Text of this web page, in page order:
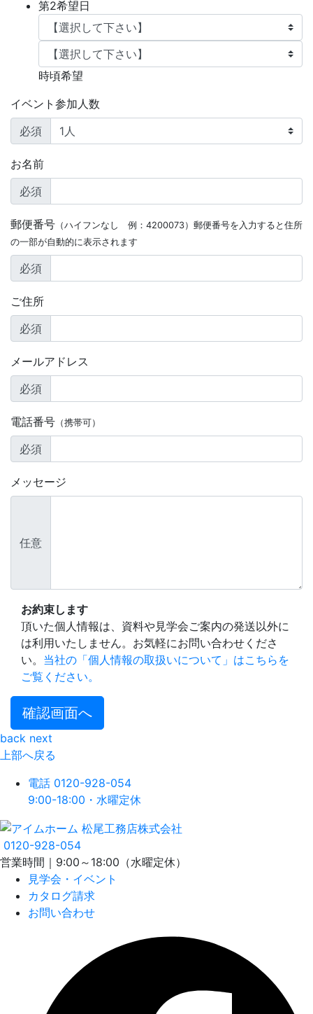
第2希望日
時頃希望
イベント参加人数
必須
お名前
必須
郵便番号 （ハイフンなし 例：4200073）郵便番号を入力すると住所
の一部が自動的に表示されます
必須
ご住所
必須
メールアドレス
必須
電話番号 （携帯可）
必須
メッセージ
任意
お約束します
頂いた個人情報は、資料や見学会ご案内の発送以外に
は利用いたしません。お気軽にお問い合わせくださ
い。 当社の「個人情報の取扱いについて」はこちらを
ご覧ください。
確認画面へ
back next
上部へ戻る
電話 0120-928-054
9:00-18:00・水曜定休
0120-928-054
営業時間｜9:00～18:00（水曜定休）
見学会・イベント
カタログ請求
お問い合わせ